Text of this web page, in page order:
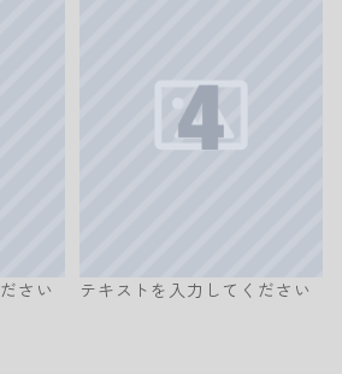
さい テキストを入力してください